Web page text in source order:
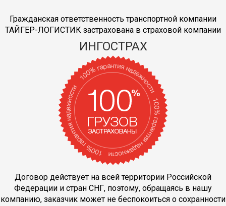
Гражданская ответственность транспортной компании
ТАЙГЕР-ЛОГИСТИК застрахована в страховой компании
ИНГОСТРАХ
Договор действует на всей территории Российской
Федерации и стран СНГ, поэтому, обращаясь в нашу
компанию, заказчик может не беспокоиться о сохранности